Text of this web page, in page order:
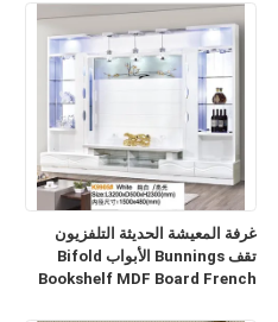
غرفة المعيشة الحديثة التلفزيون
تقف Bunnings الأبواب Bifold
Bookshelf MDF Board French